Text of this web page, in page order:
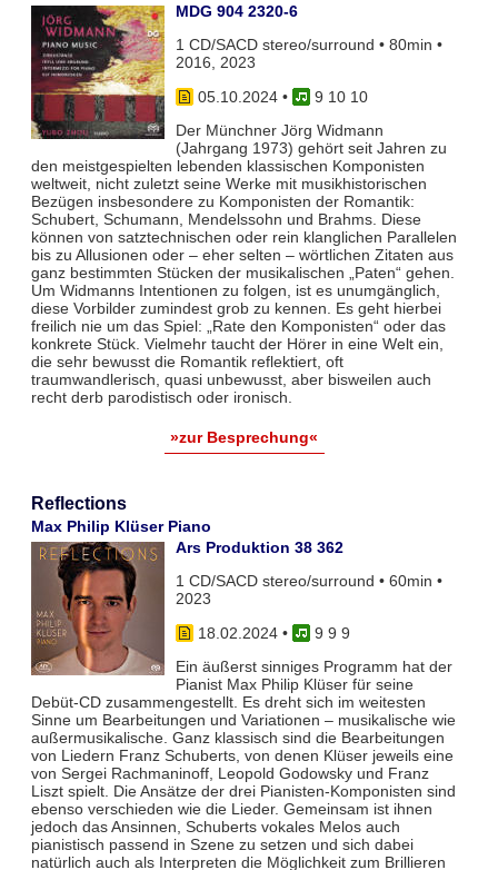
MDG 904 2320-6
1 CD/SACD stereo/surround • 80min •
2016, 2023
05.10.2024•
9 10 10
Der Münchner Jörg Widmann
(Jahrgang 1973) gehört seit Jahren zu
den meistgespielten lebenden klassischen Komponisten
weltweit, nicht zuletzt seine Werke mit musikhistorischen
Bezügen insbesondere zu Komponisten der Romantik:
Schubert, Schumann, Mendelssohn und Brahms. Diese
können von satztechnischen oder rein klanglichen Parallelen
bis zu Allusionen oder – eher selten – wörtlichen Zitaten aus
ganz bestimmten Stücken der musikalischen „Paten“ gehen.
Um Widmanns Intentionen zu folgen, ist es unumgänglich,
diese Vorbilder zumindest grob zu kennen. Es geht hierbei
freilich nie um das Spiel: „Rate den Komponisten“ oder das
konkrete Stück. Vielmehr taucht der Hörer in eine Welt ein,
die sehr bewusst die Romantik reflektiert, oft
traumwandlerisch, quasi unbewusst, aber bisweilen auch
recht derb parodistisch oder ironisch.
»zur Besprechung«
Reflections
Max Philip Klüser Piano
Ars Produktion 38 362
1 CD/SACD stereo/surround • 60min •
2023
18.02.2024•
9 9 9
Ein äußerst sinniges Programm hat der
Pianist Max Philip Klüser für seine
Debüt-CD zusammengestellt. Es dreht sich im weitesten
Sinne um Bearbeitungen und Variationen – musikalische wie
außermusikalische. Ganz klassisch sind die Bearbeitungen
von Liedern Franz Schuberts, von denen Klüser jeweils eine
von Sergei Rachmaninoff, Leopold Godowsky und Franz
Liszt spielt. Die Ansätze der drei Pianisten-Komponisten sind
ebenso verschieden wie die Lieder. Gemeinsam ist ihnen
jedoch das Ansinnen, Schuberts vokales Melos auch
pianistisch passend in Szene zu setzen und sich dabei
natürlich auch als Interpreten die Möglichkeit zum Brillieren